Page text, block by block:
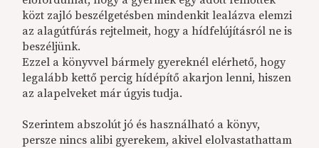
közt zajló beszélgetésben mindenkit lealázva elemzi
az alagútfúrás rejtelmeit, hogy a hídfelújításról ne is
beszéljünk.
Ezzel a könyvvel bármely gyereknél elérhető, hogy
legalább kettő percig hídépítő akarjon lenni, hiszen
az alapelveket már úgyis tudja.
Szerintem abszolút jó és használható a könyv,
persze nincs alibi gyerekem, akivel elolvastathattam